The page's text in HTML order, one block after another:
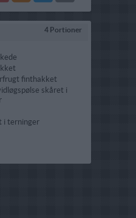
Blogger Twitter
4 Portioner
finthakket
skåret i
i terninger